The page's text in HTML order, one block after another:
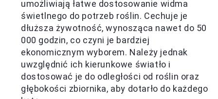
umożliwiają łatwe dostosowanie widma
świetlnego do potrzeb roślin. Cechuje je
dłuższa żywotność, wynosząca nawet do 50
000 godzin, co czyni je bardziej
ekonomicznym wyborem. Należy jednak
uwzględnić ich kierunkowe światło i
dostosować je do odległości od roślin oraz
głębokości zbiornika, aby dotarło do każdego